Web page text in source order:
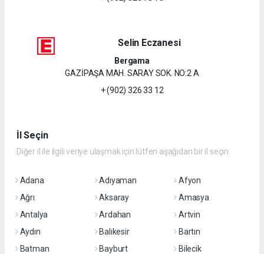
Selin Eczanesi
Bergama
GAZİPAŞA MAH. SARAY SOK. NO:2 A
+ (902) 326 33 12
İl Seçin
Diğer il ile ilgili veriye ulaşmak için lütfen aşağıdan bir il seçin
Adana Adıyaman
Afyon
Ağrı
Aksaray
Amasya
Antalya
Ardahan
Artvin
Aydın
Balıkesir
Bartın
Batman
Bayburt
Bilecik